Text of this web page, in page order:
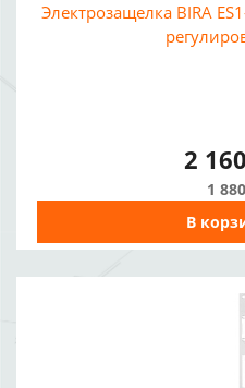
Электрозащелка BIRA
2
1
В